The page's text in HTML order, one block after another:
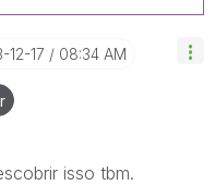
12-17 08:34 AM
isso tbm.